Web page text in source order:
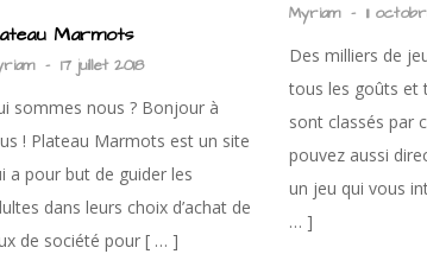
Myriam - 11
Des milliers de
tous les goûts et
sont classés par
pouvez aussi
un jeu qui vous
… ]
Marmots
- 17 juillet 2018
sommes nous ? Bonjour à
! Plateau Marmots est un site
a pour but de guider les
dans leurs choix d’achat de
de société pour [ … ]